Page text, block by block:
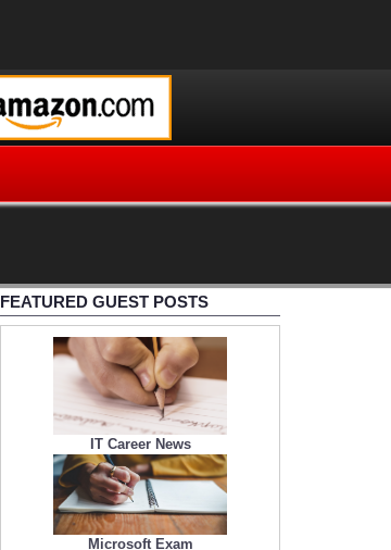
FEATURED GUEST POSTS
IT Career News
Microsoft Exam